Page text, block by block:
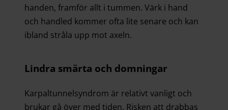
handen, framför allt i tummen. Värk i hand
och handled kommer ofta lite senare och kan
ibland stråla upp mot axeln.
Lindra smärta och domningar
Karpaltunnelsyndrom är relativt vanligt och
brukar gå över med tiden. Risken att drabbas